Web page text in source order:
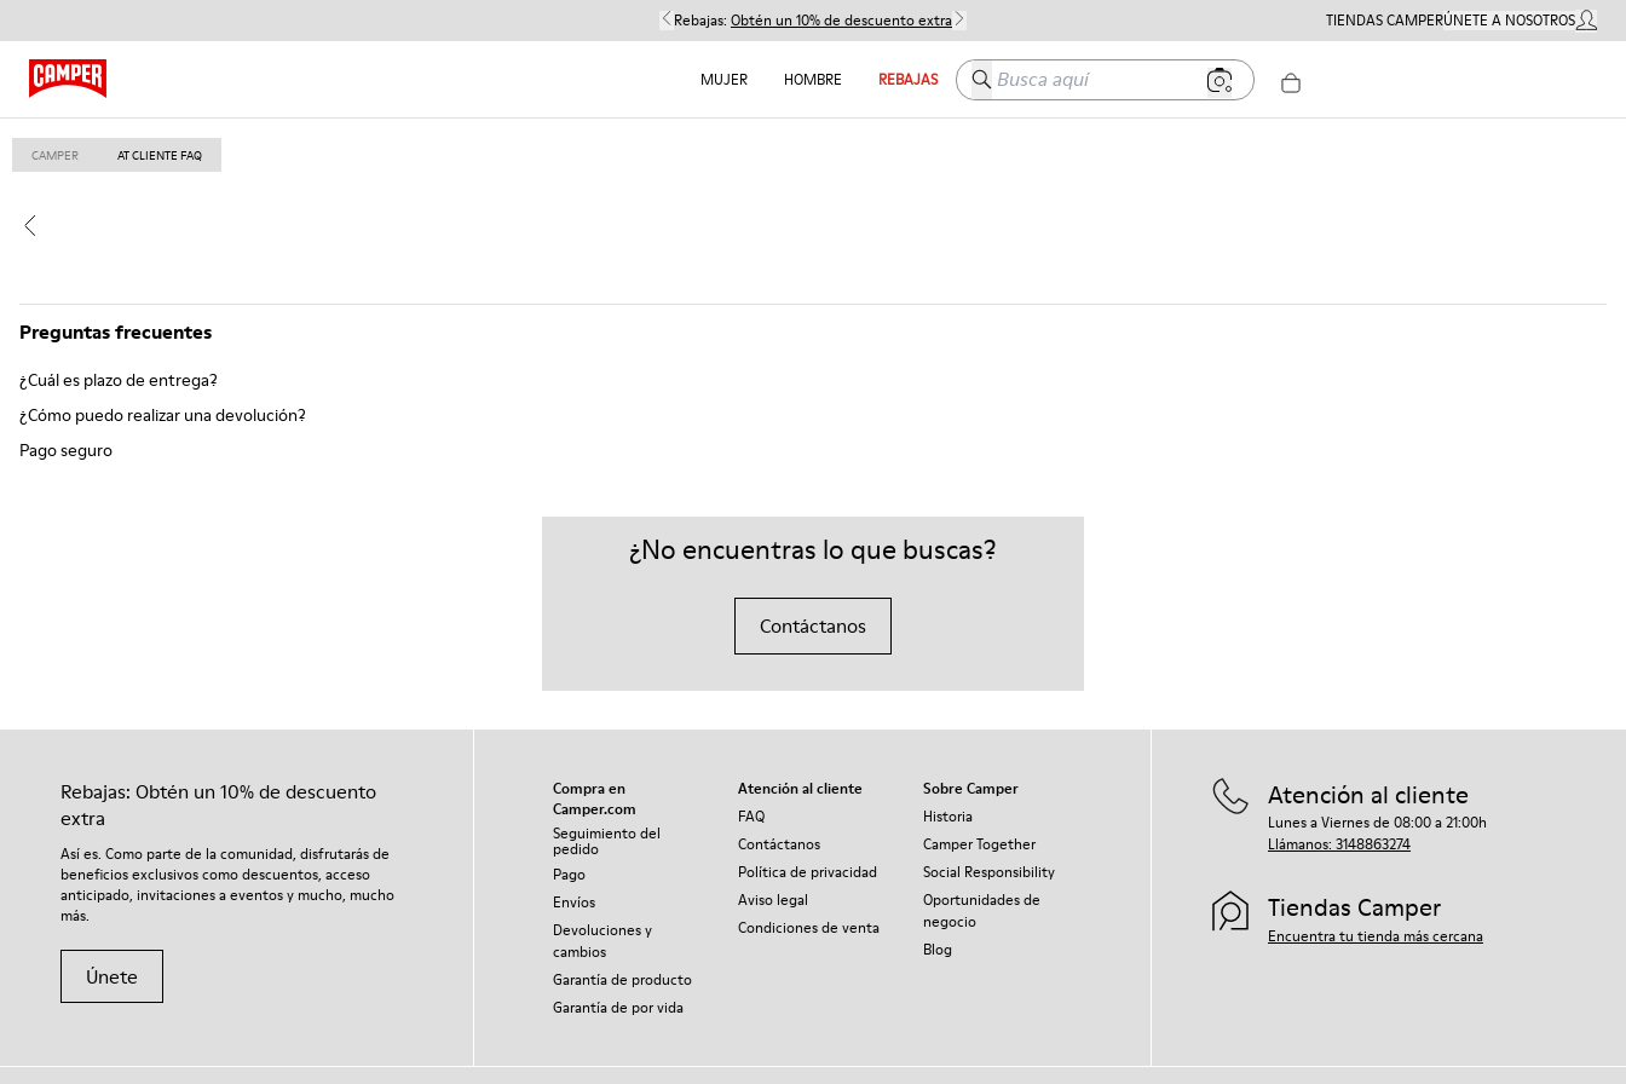
Rebajas: Obtén un 10% de descuento extra TIENDAS CAMPERÚNETE A NOSOTROSMI
MUJER HOMBRE REBAJAS Busca aquí
CAMPER AT CLIENTE FAQ
Preguntas frecuentes
¿Cuál es plazo de entrega?
¿Cómo puedo realizar una devolución?
Pago seguro
¿No encuentras lo que buscas?
Contáctanos
Rebajas: Obtén un 10% de descuento
extra
Así es. Como parte de la comunidad, disfrutarás de
beneficios exclusivos como descuentos, acceso
anticipado, invitaciones a eventos y mucho, mucho
más.
Únete
Compra en
Camper.com
Seguimiento del
pedido
Pago
Envíos
Devoluciones y
cambios
Garantía de producto
Garantía de por vida
Atención al cliente
FAQ
Contáctanos
Política de privacidad
Aviso legal
Condiciones de venta
Sobre Camper
Historia
Camper Together
Social Responsibility
Oportunidades de
negocio
Blog
Atención al cliente
Lunes a Viernes de 08:00 a 21:00h
Llámanos: 3148863274
Tiendas Camper
Encuentra tu tienda más cercana